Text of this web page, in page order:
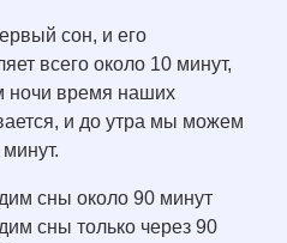
сон, и его
всего около 10 минут,
ночи время наших
и до утра мы можем
сны около 90 минут
сны только через 90